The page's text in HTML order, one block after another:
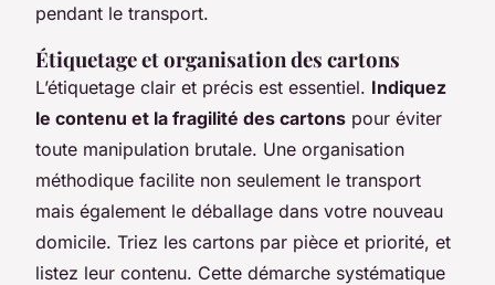
pendant le transport.
Étiquetage et organisation des cartons
L’étiquetage clair et précis est essentiel. Indiquez
le contenu et la fragilité des cartons pour éviter
toute manipulation brutale. Une organisation
méthodique facilite non seulement le transport
mais également le déballage dans votre nouveau
domicile. Triez les cartons par pièce et priorité, et
listez leur contenu. Cette démarche systématique